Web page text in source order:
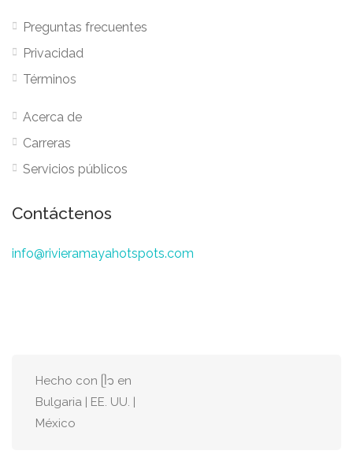
Preguntas frecuentes
Privacidad
Términos
Acerca de
Carreras
Servicios públicos
Contáctenos
info@rivieramayahotspots.com
Hecho con ᥫ᭡ en
Bulgaria | EE. UU. |
México